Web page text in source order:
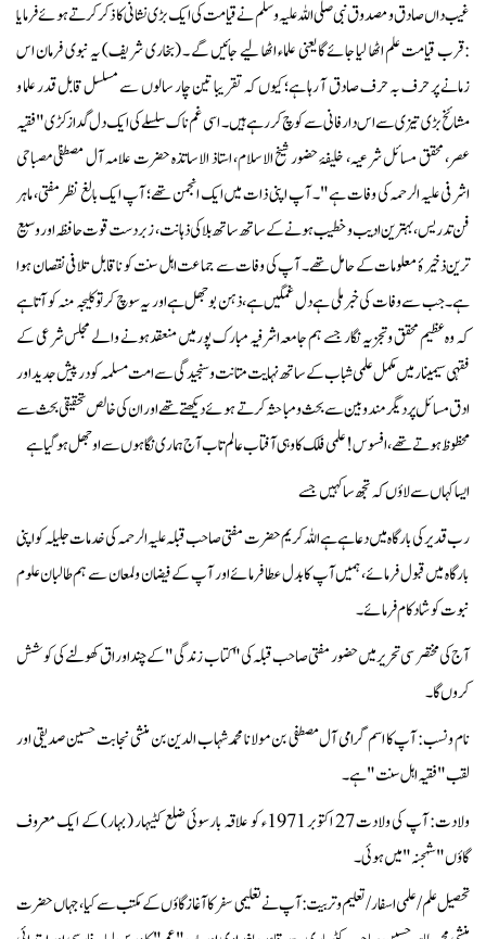
غیب داں صادق و مصدوق نبی صلی اللہ علیہ وسلم نے قیامت کی ایک بڑی نشانی کا ذکر کرتے ہوئے فرمایا
: قرب قیامت علم اٹھا لیا جائے گا یعنی علماء اٹھا لیے جائیں گے ۔ (بخاری شریف) یہ نبوی فرمان اس
زمانے پر حرف بہ حرف صادق آ رہا ہے؛ کیوں کہ تقریبا تین چار سالوں سے مسلسل قابل قدر علما و
مشائخ بڑی تیزی سے اس دارفانی سے کوچ کر رہے ہیں۔ اسی غم ناک سلسلے کی ایک دل گداز کڑی " فقیہ
عصر، محقق مسائل شرعیہ، خلیفۂ حضور شیخ الاسلام، استاذ الاساتذہ حضرت علامہ آل مصطفیٰ مصباحی
اشرفی علیہ الرحمہ کی وفات ہے"۔ آپ اپنی ذات میں ایک انجمن تھے؛ آپ ایک بالغ نظر مفتی، ماہر
فن تدریس، بہترین ادیب و خطیب ہونے کے ساتھ ساتھ بلا کی ذہانت، زبردست قوت حافظہ اور وسیع
ترین ذخیرۂ معلومات کے حامل تھے۔ آپ کی وفات سے جماعت اہل سنت کو نا قابل تلافی نقصان ہوا
ہے۔ جب سے وفات کی خبر ملی ہے دل غمگین ہے، ذہن بوجھل ہے اور یہ سوچ کر تو کلیجہ منہ کو آتا ہے
کہ وہ عظیم محقق و تجزیہ نگار جسے ہم جامعہ اشرفیہ مبارک پور میں منعقد ہونے والے مجلس شرعی کے
فقہی سیمینار میں مکمل علمی شباب کے ساتھ نہایت متانت و سنجیدگی سے امت مسلمہ کو در پیش جدید اور
ادق مسائل پر دیگر مندوبین سے بحث و مباحثہ کرتے ہوئے دیکھتے تھے اور ان کی خالص تحقیقی بحث سے
محظوظ ہوتے تھے، افسوس! علمی فلک کا وہی آفتاب عالم تاب آج ہماری نگاہوں سے اوجھل ہو گیا ہے
ایسا کہاں سے لاؤں کہ تجھ سا کہیں جسے
رب قدیر کی بارگاہ میں دعا ہے ہے اللہ کریم حضرت مفتی صاحب قبلہ علیہ الرحمہ کی خدمات جلیلہ کو اپنی
بارگاہ میں قبول فرمائے، ہمیں آپ کا بدل عطا فرمائے اور آپ کے فیضان و لمعان سے ہم طالبان علوم
نبوت کو شادکام فرمائے۔
آج کی مختصر سی تحریر میں حضور مفتی صاحب قبلہ کی "کتاب زندگی" کے چند اوراق کھولنے کی کوشش
کروں گا۔
نام و نسب:آپ کا اسم گرامی آل مصطفی بن مولانا محمد شہاب الدین بن منشی نجابت حسین صدیقی اور
لقب "فقیہ اہل سنت" ہے۔
ولادت:
آپ کی ولادت 27 اکتوبر 1971ء کو علاقہ بارسوئی ضلع کٹیہار (بہار) کے ایک معروف
گاؤں "شہجنہ" میں ہوئی۔
تحصیل علم/ علمی اسفار/ تعلیم و تربیت:آپ نے تعلیمی سفر کا آغاز گاؤں کے مکتب سے کیا، جہاں حضرت